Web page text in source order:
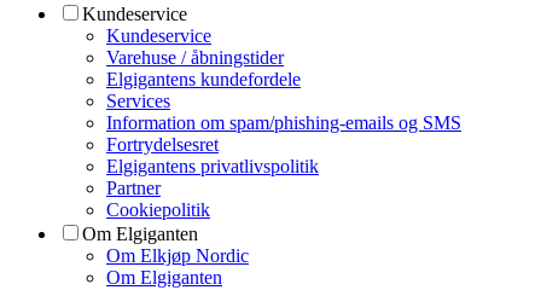
Kundeservice
Kundeservice
Varehuse / åbningstider
Elgigantens kundefordele
Services
Information om spam/phishing-emails og SMS
Fortrydelsesret
Elgigantens privatlivspolitik
Partner
Cookiepolitik
Om Elgiganten
Om Elkjøp Nordic
Om Elgiganten